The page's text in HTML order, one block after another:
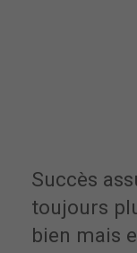
Succès
toujours
bien mais